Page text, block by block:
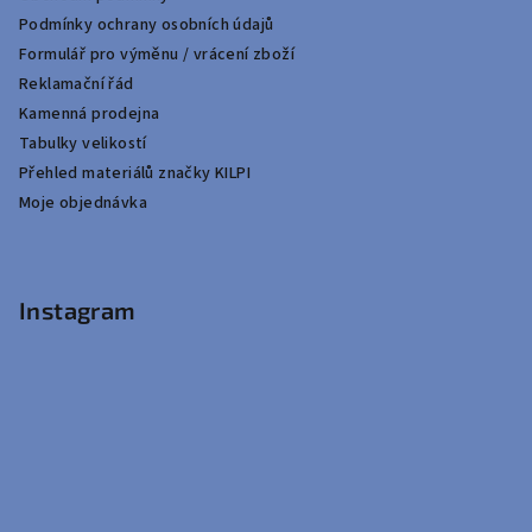
Podmínky ochrany osobních údajů
Formulář pro výměnu / vrácení zboží
Reklamační řád
Kamenná prodejna
Tabulky velikostí
Přehled materiálů značky KILPI
Moje objednávka
Instagram